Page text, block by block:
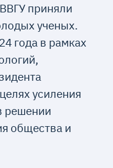
приняли
ученых.
года в рамках
усиления
решении
общества и